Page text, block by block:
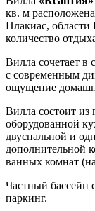
кв. м
Плакиас, области
количество
Вилла сочетает в
с современным
ощущение
Вилла состоит из
оборудованной
двуспальной и
дополнительной
ванных комнат
Частный бассейн
паркинг.